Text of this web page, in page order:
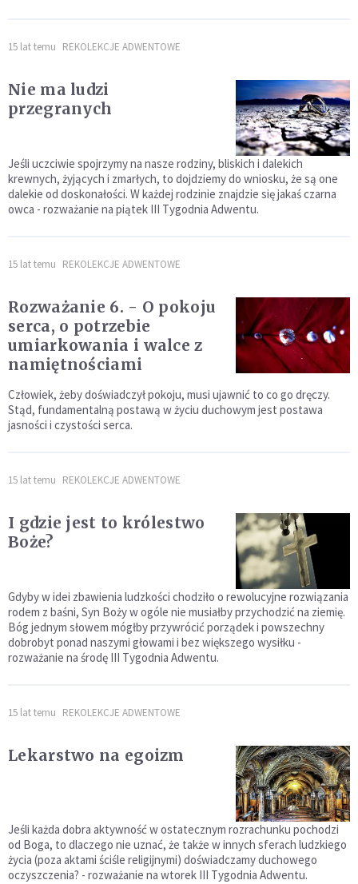
15 lat temu REKOLEKCJE ADWENTOWE
Nie ma ludzi
przegranych
Jeśli uczciwie spojrzymy na nasze rodziny, bliskich i dalekich
krewnych, żyjących i zmarłych, to dojdziemy do wniosku, że są one
dalekie od doskonałości. W każdej rodzinie znajdzie się jakaś czarna
owca - rozważanie na piątek III Tygodnia Adwentu.
15 lat temu REKOLEKCJE ADWENTOWE
Rozważanie 6. - O pokoju
serca, o potrzebie
umiarkowania i walce z
namiętnościami
Człowiek, żeby doświadczył pokoju, musi ujawnić to co go dręczy.
Stąd, fundamentalną postawą w życiu duchowym jest postawa
jasności i czystości serca.
15 lat temu REKOLEKCJE ADWENTOWE
I gdzie jest to królestwo
Boże?
Gdyby w idei zbawienia ludzkości chodziło o rewolucyjne rozwiązania
rodem z baśni, Syn Boży w ogóle nie musiałby przychodzić na ziemię.
Bóg jednym słowem mógłby przywrócić porządek i powszechny
dobrobyt ponad naszymi głowami i bez większego wysiłku -
rozważanie na środę III Tygodnia Adwentu.
15 lat temu REKOLEKCJE ADWENTOWE
Lekarstwo na egoizm
Jeśli każda dobra aktywność w ostatecznym rozrachunku pochodzi
od Boga, to dlaczego nie uznać, że także w innych sferach ludzkiego
życia (poza aktami ściśle religijnymi) doświadczamy duchowego
oczyszczenia? - rozważanie na wtorek III Tygodnia Adwentu.